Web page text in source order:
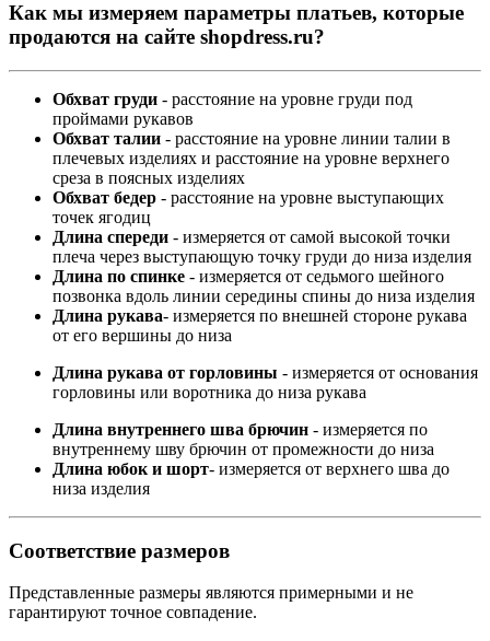
Как мы измеряем параметры платьев, которые
продаются на сайте shopdress.ru?
Обхват груди - расстояние на уровне груди под
проймами рукавов
Обхват талии - расстояние на уровне линии талии в
плечевых изделиях и расстояние на уровне верхнего
среза в поясных изделиях
Обхват бедер - расстояние на уровне выступающих
точек ягодиц
Длина спереди - измеряется от самой высокой точки
плеча через выступающую точку груди до низа изделия
Длина по спинке - измеряется от седьмого шейного
позвонка вдоль линии середины спины до низа изделия
Длина рукава- измеряется по внешней стороне рукава
от его вершины до низа
Длина рукава от горловины - измеряется от основания
горловины или воротника до низа рукава
Длина внутреннего шва брючин - измеряется по
внутреннему шву брючин от промежности до низа
Длина юбок и шорт- измеряется от верхнего шва до
низа изделия
Соответствие размеров
Представленные размеры являются примерными и не
гарантируют точное совпадение.